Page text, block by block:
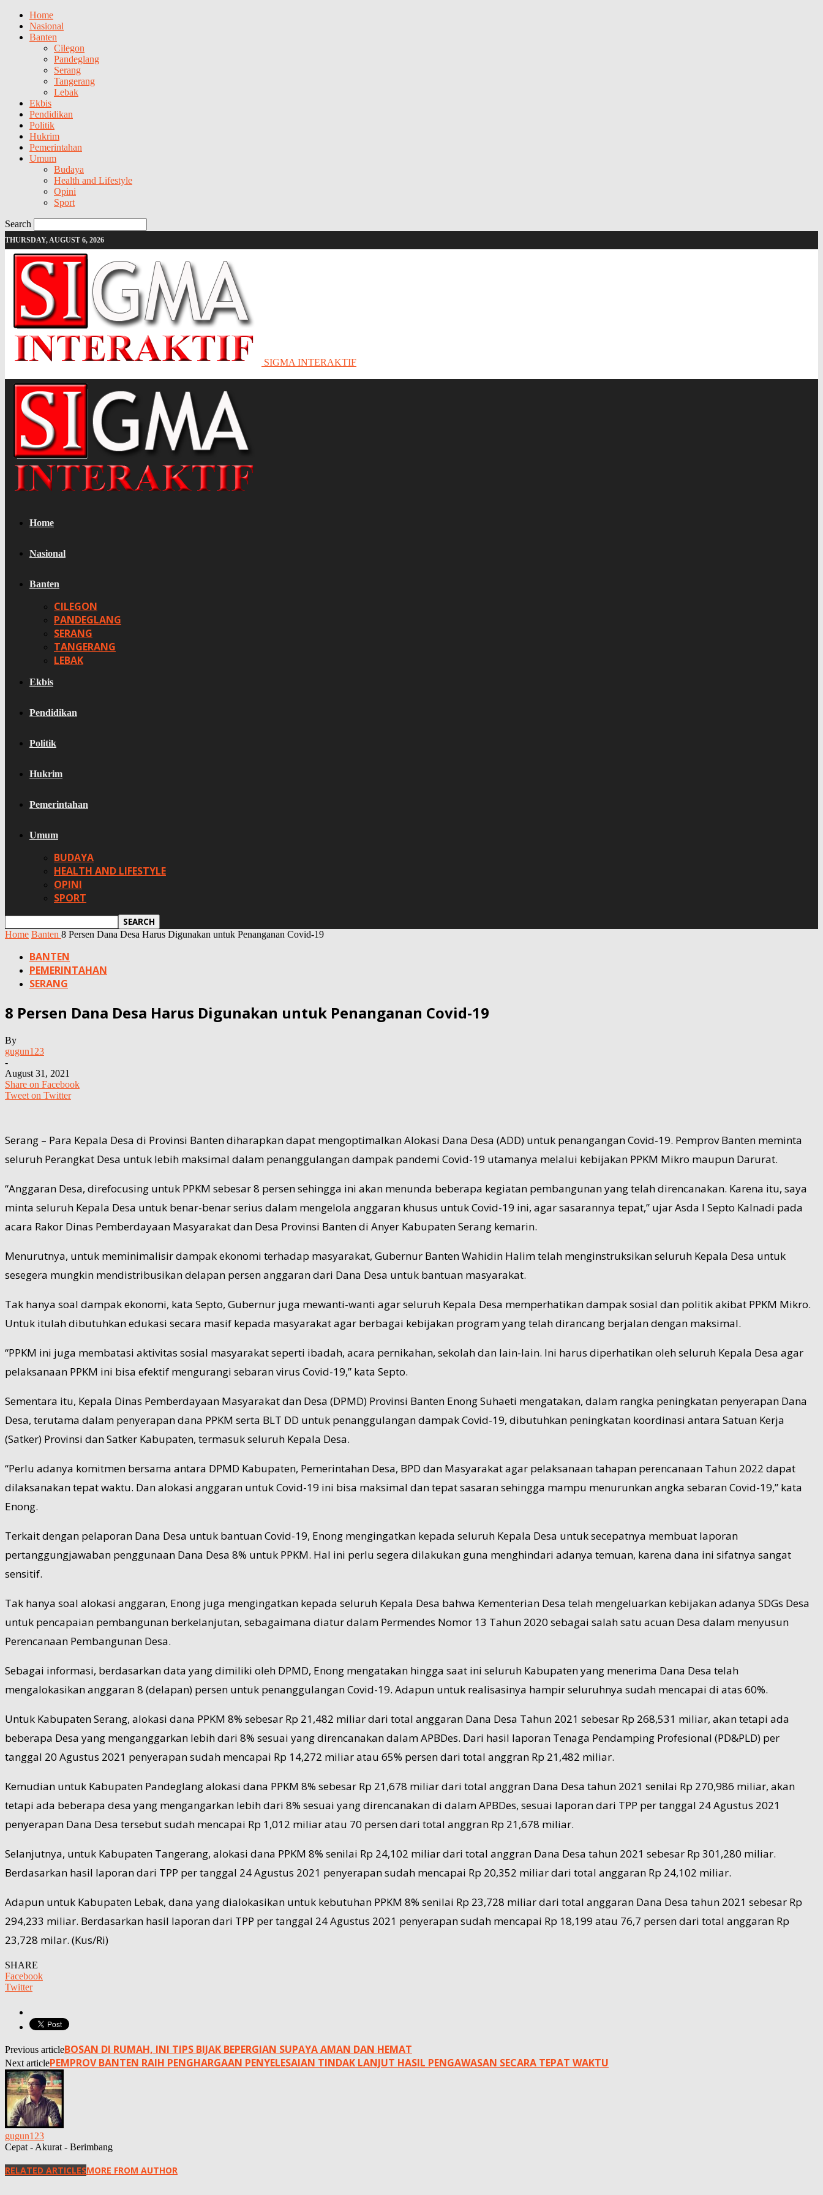
Home
Nasional
Banten
Cilegon
Pandeglang
Serang
Tangerang
Lebak
Ekbis
Pendidikan
Politik
Hukrim
Pemerintahan
Umum
Budaya
Health and Lifestyle
Opini
Sport
Search
THURSDAY, AUGUST 6, 2026
SIGMA INTERAKTIF
Home
Nasional
Banten
CILEGON
PANDEGLANG
SERANG
TANGERANG
LEBAK
Ekbis
Pendidikan
Politik
Hukrim
Pemerintahan
Umum
BUDAYA
HEALTH AND LIFESTYLE
OPINI
SPORT
Home Banten 8 Persen Dana Desa Harus Digunakan untuk Penanganan Covid-19
BANTEN
PEMERINTAHAN
SERANG
8 Persen Dana Desa Harus Digunakan untuk Penanganan Covid-19
By
gugun123
-
August 31, 2021
Share on Facebook
Tweet on Twitter
Serang – Para Kepala Desa di Provinsi Banten diharapkan dapat mengoptimalkan Alokasi Dana Desa (ADD) untuk penangangan Covid-19. Pemprov Banten meminta
seluruh Perangkat Desa untuk lebih maksimal dalam penanggulangan dampak pandemi Covid-19 utamanya melalui kebijakan PPKM Mikro maupun Darurat.
“Anggaran Desa, direfocusing untuk PPKM sebesar 8 persen sehingga ini akan menunda beberapa kegiatan pembangunan yang telah direncanakan. Karena itu, saya
minta seluruh Kepala Desa untuk benar-benar serius dalam mengelola anggaran khusus untuk Covid-19 ini, agar sasarannya tepat,” ujar Asda I Septo Kalnadi pada
acara Rakor Dinas Pemberdayaan Masyarakat dan Desa Provinsi Banten di Anyer Kabupaten Serang kemarin.
Menurutnya, untuk meminimalisir dampak ekonomi terhadap masyarakat, Gubernur Banten Wahidin Halim telah menginstruksikan seluruh Kepala Desa untuk
sesegera mungkin mendistribusikan delapan persen anggaran dari Dana Desa untuk bantuan masyarakat.
Tak hanya soal dampak ekonomi, kata Septo, Gubernur juga mewanti-wanti agar seluruh Kepala Desa memperhatikan dampak sosial dan politik akibat PPKM Mikro.
Untuk itulah dibutuhkan edukasi secara masif kepada masyarakat agar berbagai kebijakan program yang telah dirancang berjalan dengan maksimal.
“PPKM ini juga membatasi aktivitas sosial masyarakat seperti ibadah, acara pernikahan, sekolah dan lain-lain. Ini harus diperhatikan oleh seluruh Kepala Desa agar
pelaksanaan PPKM ini bisa efektif mengurangi sebaran virus Covid-19,” kata Septo.
Sementara itu, Kepala Dinas Pemberdayaan Masyarakat dan Desa (DPMD) Provinsi Banten Enong Suhaeti mengatakan, dalam rangka peningkatan penyerapan Dana
Desa, terutama dalam penyerapan dana PPKM serta BLT DD untuk penanggulangan dampak Covid-19, dibutuhkan peningkatan koordinasi antara Satuan Kerja
(Satker) Provinsi dan Satker Kabupaten, termasuk seluruh Kepala Desa.
“Perlu adanya komitmen bersama antara DPMD Kabupaten, Pemerintahan Desa, BPD dan Masyarakat agar pelaksanaan tahapan perencanaan Tahun 2022 dapat
dilaksanakan tepat waktu. Dan alokasi anggaran untuk Covid-19 ini bisa maksimal dan tepat sasaran sehingga mampu menurunkan angka sebaran Covid-19,” kata
Enong.
Terkait dengan pelaporan Dana Desa untuk bantuan Covid-19, Enong mengingatkan kepada seluruh Kepala Desa untuk secepatnya membuat laporan
pertanggungjawaban penggunaan Dana Desa 8% untuk PPKM. Hal ini perlu segera dilakukan guna menghindari adanya temuan, karena dana ini sifatnya sangat
sensitif.
Tak hanya soal alokasi anggaran, Enong juga mengingatkan kepada seluruh Kepala Desa bahwa Kementerian Desa telah mengeluarkan kebijakan adanya SDGs Desa
untuk pencapaian pembangunan berkelanjutan, sebagaimana diatur dalam Permendes Nomor 13 Tahun 2020 sebagai salah satu acuan Desa dalam menyusun
Perencanaan Pembangunan Desa.
Sebagai informasi, berdasarkan data yang dimiliki oleh DPMD, Enong mengatakan hingga saat ini seluruh Kabupaten yang menerima Dana Desa telah
mengalokasikan anggaran 8 (delapan) persen untuk penanggulangan Covid-19. Adapun untuk realisasinya hampir seluruhnya sudah mencapai di atas 60%.
Untuk Kabupaten Serang, alokasi dana PPKM 8% sebesar Rp 21,482 miliar dari total anggaran Dana Desa Tahun 2021 sebesar Rp 268,531 miliar, akan tetapi ada
beberapa Desa yang menganggarkan lebih dari 8% sesuai yang direncanakan dalam APBDes. Dari hasil laporan Tenaga Pendamping Profesional (PD&PLD) per
tanggal 20 Agustus 2021 penyerapan sudah mencapai Rp 14,272 miliar atau 65% persen dari total anggran Rp 21,482 miliar.
Kemudian untuk Kabupaten Pandeglang alokasi dana PPKM 8% sebesar Rp 21,678 miliar dari total anggran Dana Desa tahun 2021 senilai Rp 270,986 miliar, akan
tetapi ada beberapa desa yang mengangarkan lebih dari 8% sesuai yang direncanakan di dalam APBDes, sesuai laporan dari TPP per tanggal 24 Agustus 2021
penyerapan Dana Desa tersebut sudah mencapai Rp 1,012 miliar atau 70 persen dari total anggran Rp 21,678 miliar.
Selanjutnya, untuk Kabupaten Tangerang, alokasi dana PPKM 8% senilai Rp 24,102 miliar dari total anggran Dana Desa tahun 2021 sebesar Rp 301,280 miliar.
Berdasarkan hasil laporan dari TPP per tanggal 24 Agustus 2021 penyerapan sudah mencapai Rp 20,352 miliar dari total anggaran Rp 24,102 miliar.
Adapun untuk Kabupaten Lebak, dana yang dialokasikan untuk kebutuhan PPKM 8% senilai Rp 23,728 miliar dari total anggaran Dana Desa tahun 2021 sebesar Rp
294,233 miliar. Berdasarkan hasil laporan dari TPP per tanggal 24 Agustus 2021 penyerapan sudah mencapai Rp 18,199 atau 76,7 persen dari total anggaran Rp
23,728 milar. (Kus/Ri)
SHARE
Facebook
Twitter
Previous articleBOSAN DI RUMAH, INI TIPS BIJAK BEPERGIAN SUPAYA AMAN DAN HEMAT
Next articlePEMPROV BANTEN RAIH PENGHARGAAN PENYELESAIAN TINDAK LANJUT HASIL PENGAWASAN SECARA TEPAT WAKTU
gugun123
Cepat - Akurat - Berimbang
RELATED ARTICLESMORE FROM AUTHOR